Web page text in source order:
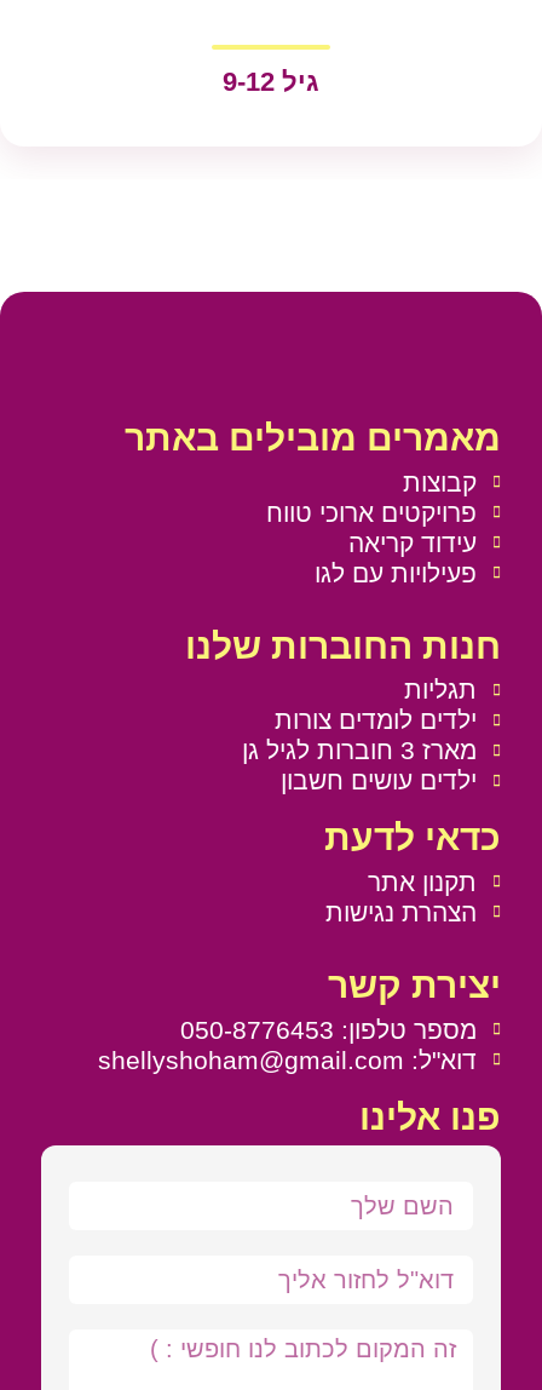
גיל 9-12
מאמרים מובילים באתר
קבוצות
פרויקטים ארוכי טווח
עידוד קריאה
פעילויות עם לגו
חנות החוברות שלנו
תגליות
ילדים לומדים צורות
מארז 3 חוברות לגיל גן
ילדים עושים חשבון
כדאי לדעת
תקנון אתר
הצהרת נגישות
יצירת קשר
מספר טלפון: 050-8776453
דוא"ל: shellyshoham@gmail.com
פנו אלינו